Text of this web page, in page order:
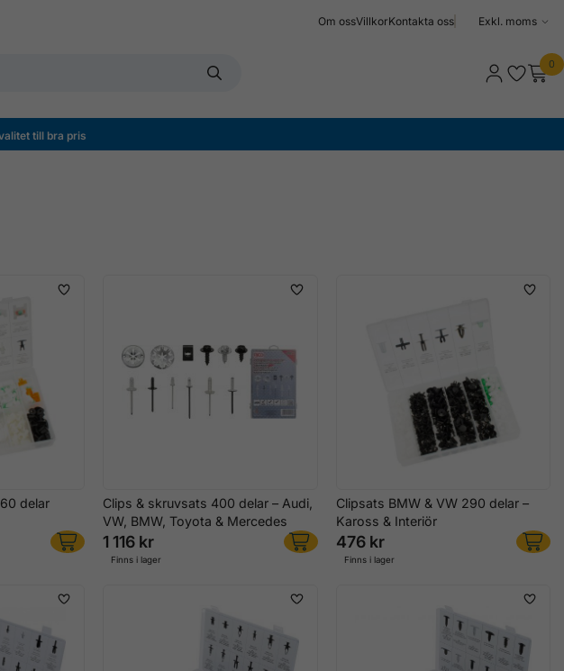
Om ossVillkorKontakta oss
Välj
0
till bra pris
delar
Clips & skruvsats 400 delar – Audi,
VW, BMW, Toyota & Mercedes
1 116 kr
Finns i lager
Clipsats BMW & VW 290 delar –
Kaross & Interiör
476 kr
Finns i lager